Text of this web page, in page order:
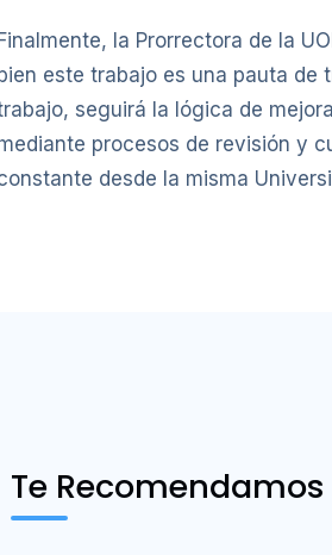
la Prorrectora de la
este trabajo es una pauta de
seguirá la lógica de
procesos de revisión y
desde la misma
Te Recomendamos